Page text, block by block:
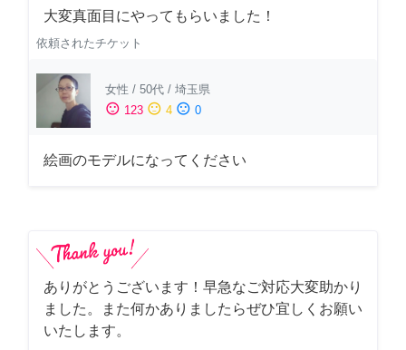
大変真面目にやってもらいました！
依頼されたチケット
女性 / 50代 / 埼玉県
sentiment_satisfied 123 sentiment_neutral 4 sentiment_dissatisfied 0
絵画のモデルになってください
ありがとうございます！早急なご対応大変助かり
ました。また何かありましたらぜひ宜しくお願い
いたします。